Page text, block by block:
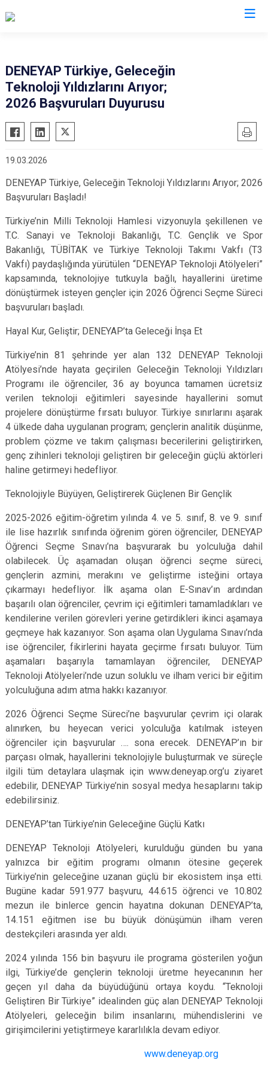
Altınözü
Dörtyol
İskenderun
Kırıkhan
Kumlu
Reyhanlı
Antakya
DENEYAP Türkiye, Geleceğin
Teknoloji Yıldızlarını Arıyor;
2026 Başvuruları Duyurusu
19.03.2026
DENEYAP Türkiye, Geleceğin Teknoloji Yıldızlarını Arıyor; 2026
Başvuruları Başladı!
Türkiye’nin Milli Teknoloji Hamlesi vizyonuyla şekillenen ve
T.C. Sanayi ve Teknoloji Bakanlığı, T.C. Gençlik ve Spor
Bakanlığı, TÜBİTAK ve Türkiye Teknoloji Takımı Vakfı (T3
Vakfı) paydaşlığında yürütülen “DENEYAP Teknoloji Atölyeleri”
kapsamında, teknolojiye tutkuyla bağlı, hayallerini üretime
dönüştürmek isteyen gençler için 2026 Öğrenci Seçme Süreci
başvuruları başladı.
Hayal Kur, Geliştir; DENEYAP’ta Geleceği İnşa Et
Türkiye’nin 81 şehrinde yer alan 132 DENEYAP Teknoloji
Atölyesi’nde hayata geçirilen Geleceğin Teknoloji Yıldızları
Programı ile öğrenciler, 36 ay boyunca tamamen ücretsiz
verilen teknoloji eğitimleri sayesinde hayallerini somut
projelere dönüştürme fırsatı buluyor. Türkiye sınırlarını aşarak
4 ülkede daha uygulanan program; gençlerin analitik düşünme,
problem çözme ve takım çalışması becerilerini geliştirirken,
genç zihinleri teknoloji geliştiren bir geleceğin güçlü aktörleri
haline getirmeyi hedefliyor.
Teknolojiyle Büyüyen, Geliştirerek Güçlenen Bir Gençlik
2025-2026 eğitim-öğretim yılında 4. ve 5. sınıf, 8. ve 9. sınıf
ile lise hazırlık sınıfında öğrenim gören öğrenciler, DENEYAP
Öğrenci Seçme Sınavı’na başvurarak bu yolculuğa dahil
olabilecek. Üç aşamadan oluşan öğrenci seçme süreci,
gençlerin azmini, merakını ve geliştirme isteğini ortaya
çıkarmayı hedefliyor. İlk aşama olan E-Sınav’ın ardından
başarılı olan öğrenciler, çevrim içi eğitimleri tamamladıkları ve
kendilerine verilen görevleri yerine getirdikleri ikinci aşamaya
geçmeye hak kazanıyor. Son aşama olan Uygulama Sınavı’nda
ise öğrenciler, fikirlerini hayata geçirme fırsatı buluyor. Tüm
aşamaları başarıyla tamamlayan öğrenciler, DENEYAP
Teknoloji Atölyeleri’nde uzun soluklu ve ilham verici bir eğitim
yolculuğuna adım atma hakkı kazanıyor.
2026 Öğrenci Seçme Süreci’ne başvurular çevrim içi olarak
alınırken, bu heyecan verici yolculuğa katılmak isteyen
öğrenciler için başvurular …. sona erecek. DENEYAP’ın bir
parçası olmak, hayallerini teknolojiyle buluşturmak ve süreçle
ilgili tüm detaylara ulaşmak için www.deneyap.org’u ziyaret
edebilir, DENEYAP Türkiye’nin sosyal medya hesaplarını takip
edebilirsiniz.
DENEYAP’tan Türkiye’nin Geleceğine Güçlü Katkı
DENEYAP Teknoloji Atölyeleri, kurulduğu günden bu yana
yalnızca bir eğitim programı olmanın ötesine geçerek
Türkiye’nin geleceğine uzanan güçlü bir ekosistem inşa etti.
Bugüne kadar 591.977 başvuru, 44.615 öğrenci ve 10.802
mezun ile binlerce gencin hayatına dokunan DENEYAP’ta,
14.151 eğitmen ise bu büyük dönüşümün ilham veren
destekçileri arasında yer aldı.
2024 yılında 156 bin başvuru ile programa gösterilen yoğun
ilgi, Türkiye’de gençlerin teknoloji üretme heyecanının her
geçen yıl daha da büyüdüğünü ortaya koydu. “Teknoloji
Geliştiren Bir Türkiye” idealinden güç alan DENEYAP Teknoloji
Atölyeleri, geleceğin bilim insanlarını, mühendislerini ve
girişimcilerini yetiştirmeye kararlılıkla devam ediyor.
www.deneyap.org